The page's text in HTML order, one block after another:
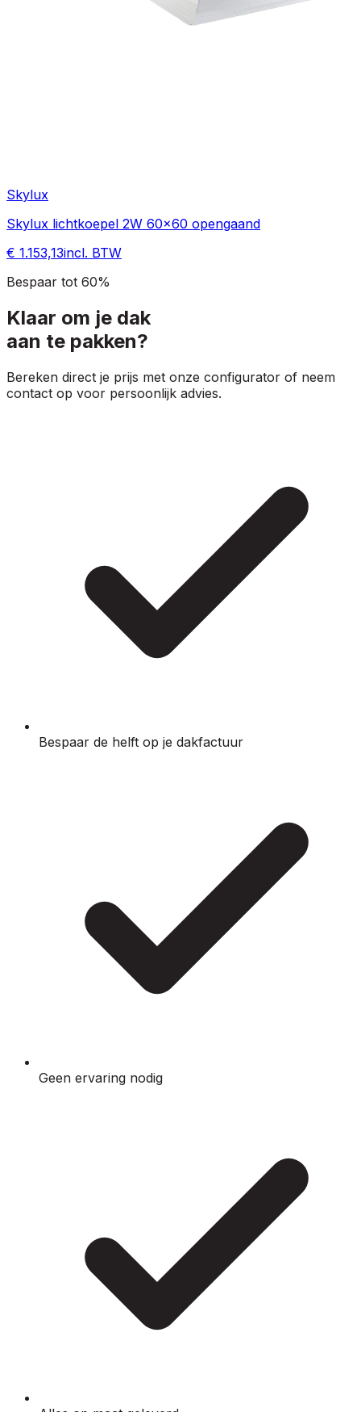
Skylux
Skylux lichtkoepel 2W 60x60 opengaand
€ 1.153,13incl. BTW
Bespaar tot 60%
Klaar om je dak
aan te pakken?
Bereken direct je prijs met onze configurator of neem
contact op voor persoonlijk advies.
Bespaar de helft op je dakfactuur
Geen ervaring nodig